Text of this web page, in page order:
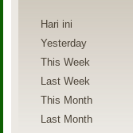
Hari ini
Yesterday
This Week
Last Week
This Month
Last Month